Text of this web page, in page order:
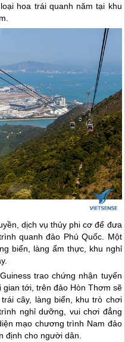
hoa trái quanh năm tại khu
dịch vụ thủy phi cơ để đưa
quanh đảo Phú Quốc. Một
biển, làng ẩm thực, khu nghỉ
trao chứng nhận tuyến
tới, trên đảo Hòn Thơm sẽ
cây, làng biển, khu trò chơi
nghỉ dưỡng, vui chơi đẳng
mạo chương trình Nam đảo
định cho người dân.